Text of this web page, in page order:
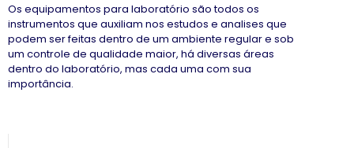
Os equipamentos para laboratório são todos os
instrumentos que auxiliam nos estudos e analises que
podem ser feitas dentro de um ambiente regular e sob
um controle de qualidade maior, há diversas áreas
dentro do laboratório, mas cada uma com sua
importância.